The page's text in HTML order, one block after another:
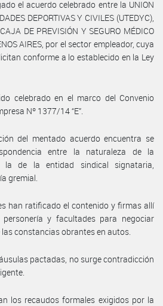
el acuerdo celebrado entre la UNION
DEPORTIVAS Y CIVILES (UTEDYC),
DE PREVISIÓN Y SEGURO MÉDICO
AIRES, por el sector empleador, cuya
conforme a lo establecido en la Ley
celebrado en el marco del Convenio
Nº 1377/14 “E”.
del mentado acuerdo encuentra se
entre la naturaleza de la
la de la entidad sindical signataria,
gremial.
han ratificado el contenido y firmas allí
y facultades para negociar
constancias obrantes en autos.
pactadas, no surge contradicción
los recaudos formales exigidos por la